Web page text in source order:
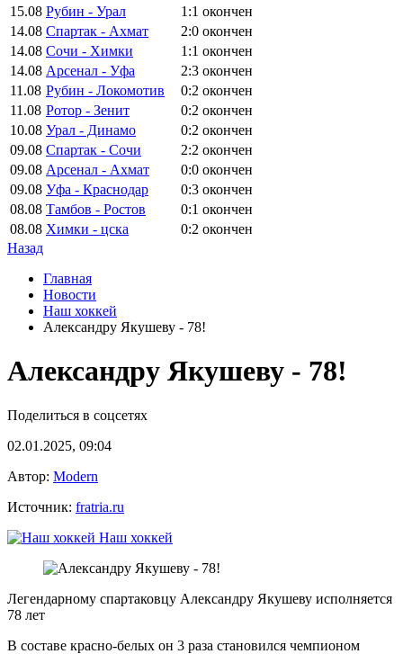
15.08 Рубин - Урал 1:1 окончен
14.08 Спартак - Ахмат 2:0 окончен
14.08 Сочи - Химки 1:1 окончен
14.08 Арсенал - Уфа 2:3 окончен
11.08 Рубин - Локомотив 0:2 окончен
11.08 Ротор - Зенит 0:2 окончен
10.08 Урал - Динамо 0:2 окончен
09.08 Спартак - Сочи 2:2 окончен
09.08 Арсенал - Ахмат 0:0 окончен
09.08 Уфа - Краснодар 0:3 окончен
08.08 Тамбов - Ростов 0:1 окончен
08.08 Химки - цска 0:2 окончен
Назад
Главная
Новости
Наш хоккей
Александру Якушеву - 78!
Александру Якушеву - 78!
Поделиться в соцсетях
02.01.2025, 09:04
Автор: Modern
Источник: fratria.ru
Наш хоккей
Легендарному спартаковцу Александру Якушеву исполняется
78 лет
В составе красно-белых он 3 раза становился чемпионом